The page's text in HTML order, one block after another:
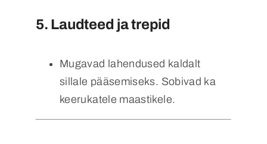
5. Laudteed ja trepid
Mugavad lahendused kaldalt
sillale pääsemiseks. Sobivad ka
keerukatele maastikele.